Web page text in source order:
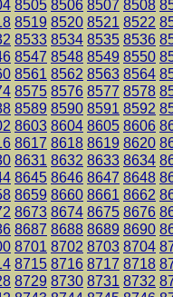
8505 8506 8507 8508
8519 8520 8521 8522
8533 8534 8535 8536
8547 8548 8549 8550
8561 8562 8563 8564
8575 8576 8577 8578
8589 8590 8591 8592
8603 8604 8605 8606
8617 8618 8619 8620
8631 8632 8633 8634
8645 8646 8647 8648
8659 8660 8661 8662
8673 8674 8675 8676
8687 8688 8689 8690
8701 8702 8703 8704
8715 8716 8717 8718
8729 8730 8731 8732